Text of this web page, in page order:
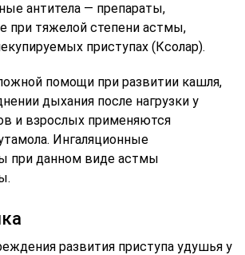
антитела — препараты,
при тяжелой степени астмы,
приступах (Ксолар).
помощи при развитии кашля,
дыхания после нагрузки у
и взрослых применяются
Ингаляционные
при данном виде астмы
развития приступа удушья у